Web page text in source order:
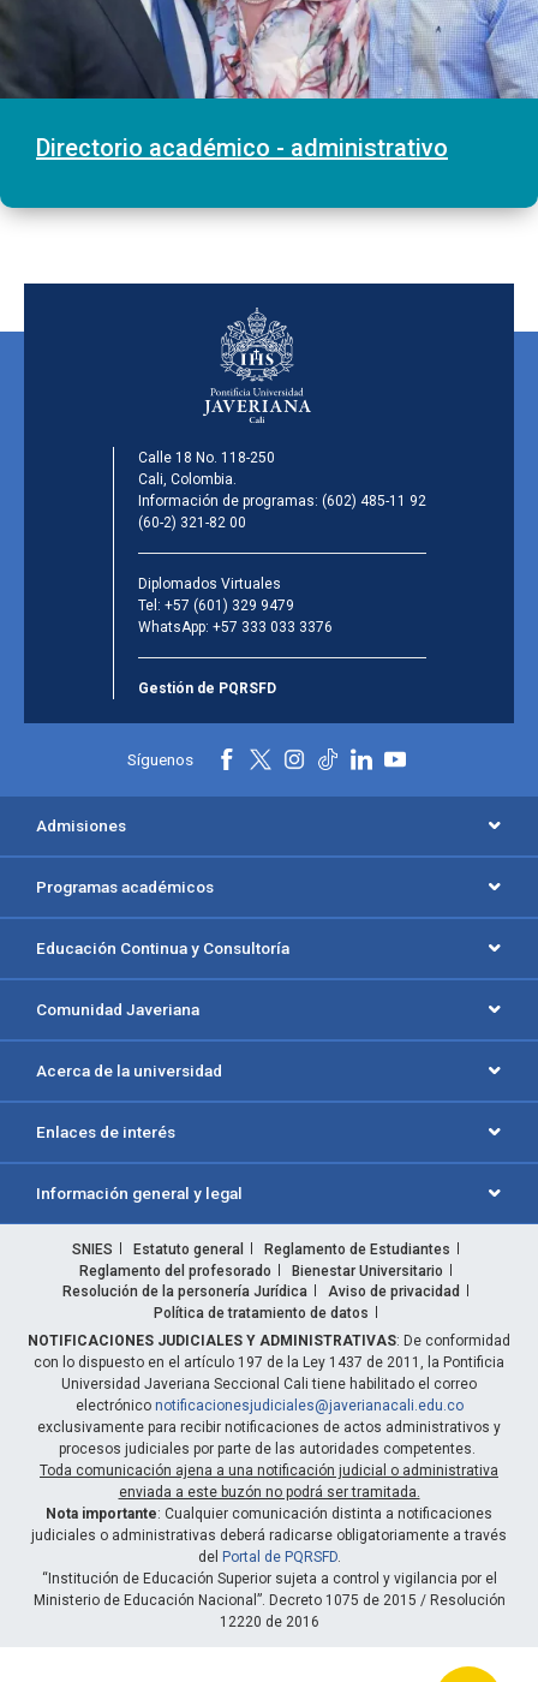
Directorio académico - administrativo
Calle 18 No. 118-250
Cali, Colombia.
Información de programas: (602) 485-11 92
(60-2) 321-82 00
Diplomados Virtuales
Tel: +57 (601) 329 9479
WhatsApp: +57 333 033 3376
Gestión de PQRSFD
Síguenos
Admisiones
Programas académicos
Educación Continua y Consultoría
Comunidad Javeriana
Acerca de la universidad
Enlaces de interés
Información general y legal
SNIES Estatuto general
Reglamento de Estudiantes
Reglamento del profesorado
Bienestar Universitario
Resolución de la personería Jurídica
Aviso de privacidad
Política de tratamiento de datos
NOTIFICACIONES JUDICIALES Y ADMINISTRATIVAS: De conformidad
con lo dispuesto en el artículo 197 de la Ley 1437 de 2011, la Pontificia
Universidad Javeriana Seccional Cali tiene habilitado el correo
electrónico notificacionesjudiciales@javerianacali.edu.co
exclusivamente para recibir notificaciones de actos administrativos y
procesos judiciales por parte de las autoridades competentes.
Toda comunicación ajena a una notificación judicial o administrativa
enviada a este buzón no podrá ser tramitada.
Nota importante: Cualquier comunicación distinta a notificaciones
judiciales o administrativas deberá radicarse obligatoriamente a través
del Portal de PQRSFD.
“Institución de Educación Superior sujeta a control y vigilancia por el
Ministerio de Educación Nacional”. Decreto 1075 de 2015 / Resolución
12220 de 2016